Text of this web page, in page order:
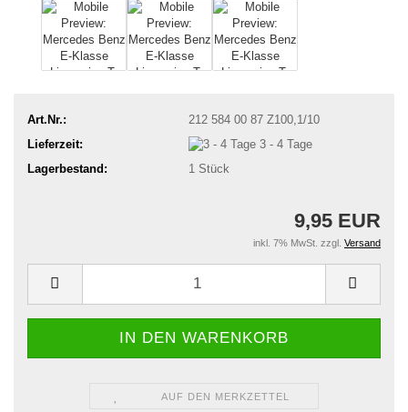
Art.Nr.:
212 584 00 87 Z100,1/10
Lieferzeit:
3 - 4 Tage
Lagerbestand:
1 Stück
9,95 EUR
inkl. 7% MwSt. zzgl. Versand
AUF DEN MERKZETTEL